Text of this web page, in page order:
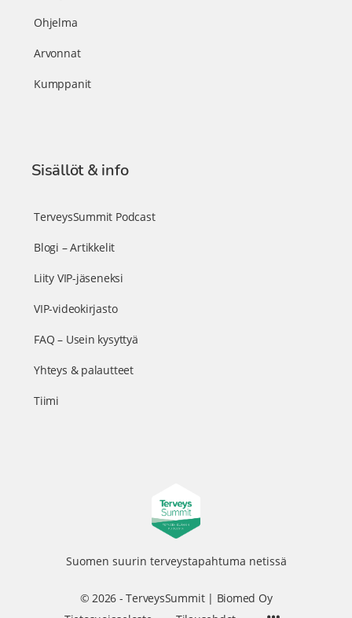
Ohjelma
Arvonnat
Kumppanit
Sisällöt & info
TerveysSummit Podcast
Blogi – Artikkelit
Liity VIP-jäseneksi
VIP-videokirjasto
FAQ – Usein kysyttyä
Yhteys & palautteet
Tiimi
Suomen suurin terveystapahtuma netissä
© 2026 - TerveysSummit | Biomed Oy